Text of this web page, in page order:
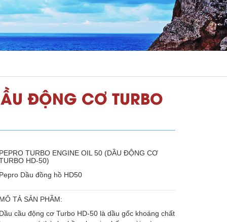
ĐỘNG CƠ TURBO
TURBO ENGINE OIL 50 (DẦU ĐỘNG CƠ
HD-50)
Dầu đồng hồ HD50
TẢ SẢN PHẦM:
cầu động cơ Turbo HD-50 là dầu gốc khoáng chất